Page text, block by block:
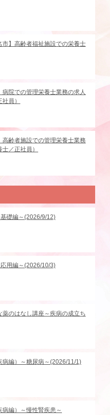
市】高齢者福祉施設での栄養士
病院での管理栄養士業務の求人
員）
高齢者施設での管理栄養士業務
／正社員）
礎編～(2026/9/12)
用編～(2026/10/3)
薬のはなし講座～疾病の成立ち
病編）～糖尿病～(2026/11/1)
編）～慢性腎疾患～